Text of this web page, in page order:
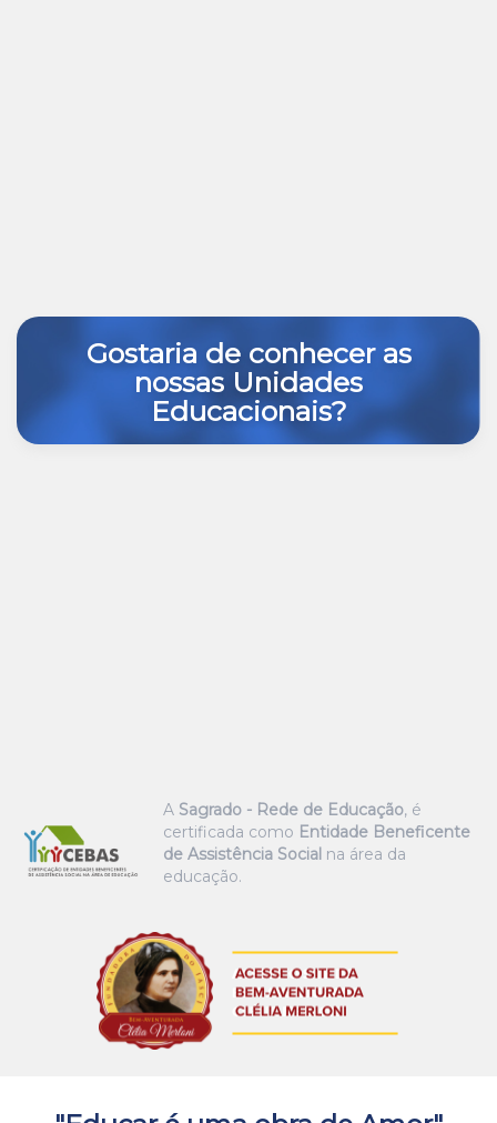
Gostaria de conhecer as
nossas Unidades
Educacionais?
A Sagrado - Rede de Educação, é
certificada como Entidade Beneficente
de Assistência Social na área da
educação.